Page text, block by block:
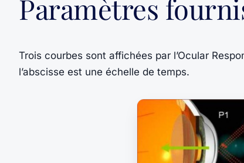
Paramètres
Trois courbes sont affichées par l’Ocular
l’abscisse est une échelle de temps.